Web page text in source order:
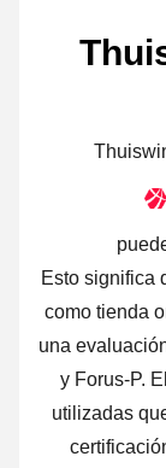
Esto significa
como tienda
una
y Forus-P.
utilizadas